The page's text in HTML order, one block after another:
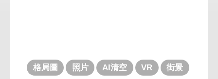
格局圖 照片 AI清空 VR 街景